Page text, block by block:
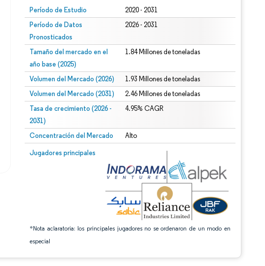
Período de Estudio 2020 - 2031
Período de Datos
Pronosticados
2026 - 2031
Tamaño del mercado en el
año base (2025)
1.84 Millones de toneladas
Volumen del Mercado (2026) 1.93 Millones de toneladas
Volumen del Mercado (2031) 2.46 Millones de toneladas
Tasa de crecimiento (2026 -
2031)
4.95% CAGR
Concentración del Mercado Alto
Jugadores principales
*Nota aclaratoria: los principales jugadores no se ordenaron de un modo en
especial
Imagen © Mordor Intelligence. El uso requiere atribución según CC BY 4.0.
atribución según CC BY 4.0.